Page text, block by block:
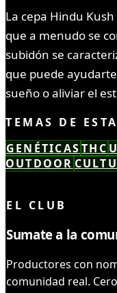
La cepa Hindu
que a menudo se
subidón se
que puede
sueño o aliviar el
TEMAS DE
GENÉTICASTHC
OUTDOOR
EL CLUB
Sumate a la
Productores con
comunidad real.